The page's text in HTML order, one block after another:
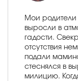
Мои родители
выросли в
гадости.
отсутствия
подали
стеснялся в
милицию.